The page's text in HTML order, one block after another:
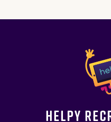
Helpy